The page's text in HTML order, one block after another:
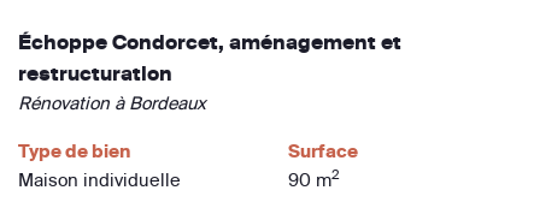
Échoppe Condorcet, aménagement et
restructuration
Rénovation à Bordeaux
Type de bien
Maison individuelle
Surface
90 m2